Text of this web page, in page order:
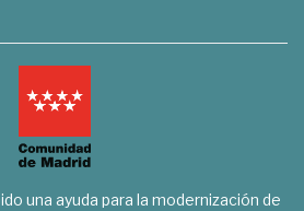
una ayuda para la modernización de